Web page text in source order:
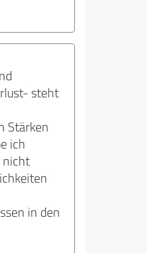
steht
Stärken
ich
nicht
in den